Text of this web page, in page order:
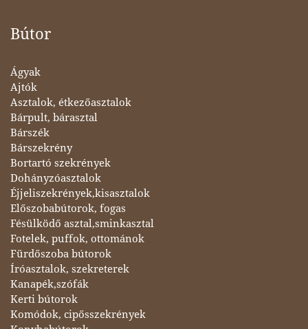
Bútor
Ágyak
Ajtók
Asztalok, étkezőasztalok
Bárpult, bárasztal
Bárszék
Bárszekrény
Bortartó szekrények
Dohányzóasztalok
Éjjeliszekrények,kisasztalok
Előszobabútorok, fogas
Fésülködő asztal,sminkasztal
Fotelek, puffok, ottománok
Fürdőszoba bútorok
Íróasztalok, szekreterek
Kanapék,szófák
Kerti bútorok
Komódok, cipősszekrények